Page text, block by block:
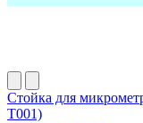
Стойка для
T001)